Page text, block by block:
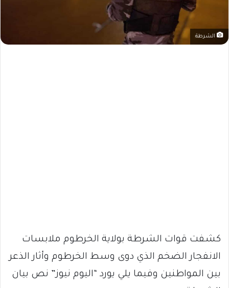
الشرطة
كشفت قوات الشرطة بولاية الخرطوم ملابسات
الانفجار الضخم الذي دوى وسط الخرطوم وأثار الذعر
بين المواطنين وفيما يلي يورد “اليوم نيوز” نص بيان